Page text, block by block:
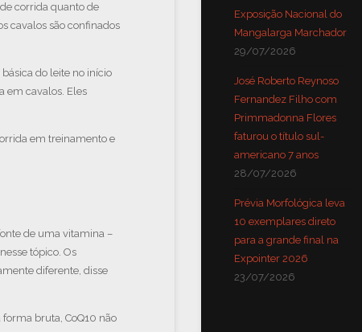
corrida quanto de
cavalos são confinados
do leite no início
em cavalos. Eles
em treinamento e
de uma vitamina –
tópico. Os
diferente, disse
bruta, CoQ10 não
Exposição Nacional do
Mangalarga Marchador
29/07/2026
José Roberto Reynoso
Fernandez Filho com
Primmadonna Flores
faturou o título sul-
americano 7 anos
28/07/2026
Prévia Morfológica leva
10 exemplares direto
para a grande final na
Expointer 2026
23/07/2026